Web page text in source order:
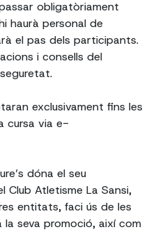
obligatòriament
haurà personal de
el pas dels participants.
i consells del
exclusivament fins les
cursa via e-
dóna el seu
Club Atletisme La Sansi,
entitats, faci ús de les
seva promoció, així com